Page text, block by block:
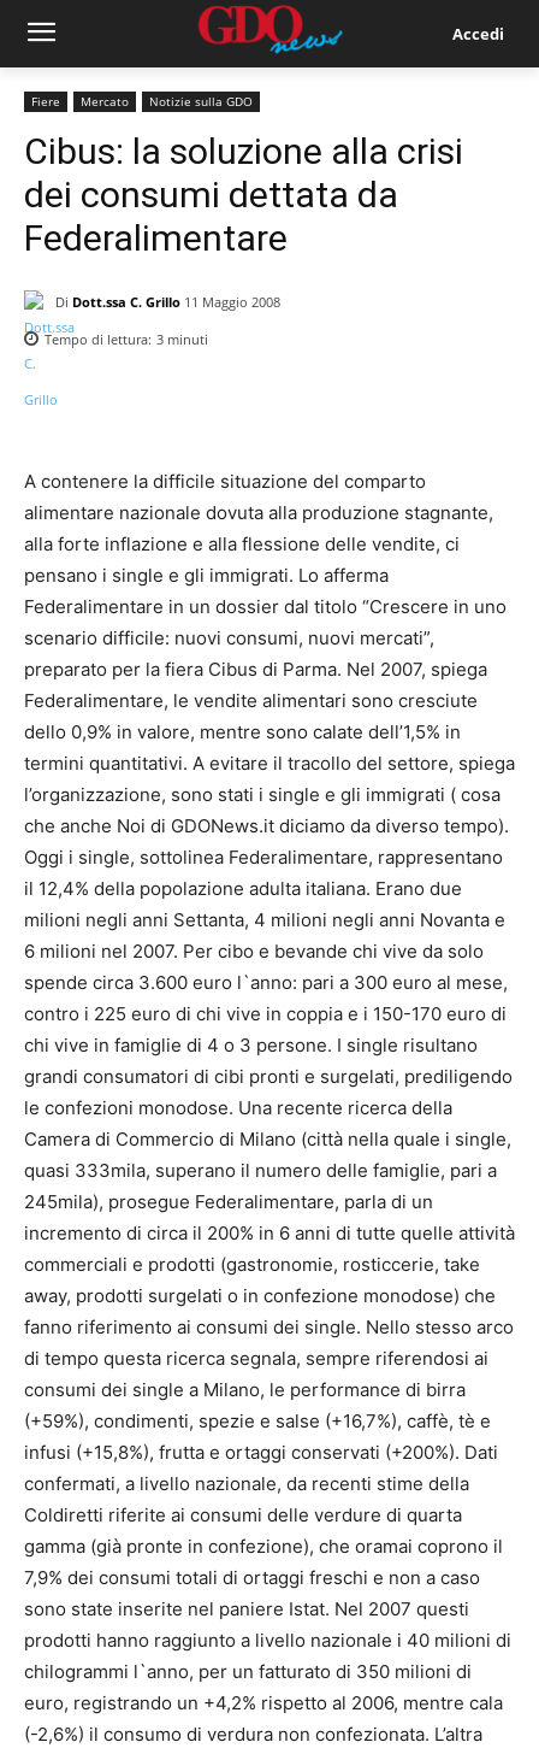
Accedi
Fiere Mercato Notizie sulla GDO
Cibus: la soluzione alla crisi
dei consumi dettata da
Federalimentare
Di Dott.ssa C. Grillo 11 Maggio 2008
Tempo di lettura: 3 minuti
A contenere la difficile situazione del comparto
alimentare nazionale dovuta alla produzione stagnante,
alla forte inflazione e alla flessione delle vendite, ci
pensano i single e gli immigrati. Lo afferma
Federalimentare in un dossier dal titolo “Crescere in uno
scenario difficile: nuovi consumi, nuovi mercati”,
preparato per la fiera Cibus di Parma. Nel 2007, spiega
Federalimentare, le vendite alimentari sono cresciute
dello 0,9% in valore, mentre sono calate dell’1,5% in
termini quantitativi. A evitare il tracollo del settore, spiega
l’organizzazione, sono stati i single e gli immigrati ( cosa
che anche Noi di GDONews.it diciamo da diverso tempo).
Oggi i single, sottolinea Federalimentare, rappresentano
il 12,4% della popolazione adulta italiana. Erano due
milioni negli anni Settanta, 4 milioni negli anni Novanta e
6 milioni nel 2007. Per cibo e bevande chi vive da solo
spende circa 3.600 euro l`anno: pari a 300 euro al mese,
contro i 225 euro di chi vive in coppia e i 150-170 euro di
chi vive in famiglie di 4 o 3 persone. I single risultano
grandi consumatori di cibi pronti e surgelati, prediligendo
le confezioni monodose. Una recente ricerca della
Camera di Commercio di Milano (città nella quale i single,
quasi 333mila, superano il numero delle famiglie, pari a
245mila), prosegue Federalimentare, parla di un
incremento di circa il 200% in 6 anni di tutte quelle attività
commerciali e prodotti (gastronomie, rosticcerie, take
away, prodotti surgelati o in confezione monodose) che
fanno riferimento ai consumi dei single. Nello stesso arco
di tempo questa ricerca segnala, sempre riferendosi ai
consumi dei single a Milano, le performance di birra
(+59%), condimenti, spezie e salse (+16,7%), caffè, tè e
infusi (+15,8%), frutta e ortaggi conservati (+200%). Dati
confermati, a livello nazionale, da recenti stime della
Coldiretti riferite ai consumi delle verdure di quarta
gamma (già pronte in confezione), che oramai coprono il
7,9% dei consumi totali di ortaggi freschi e non a caso
sono state inserite nel paniere Istat. Nel 2007 questi
prodotti hanno raggiunto a livello nazionale i 40 milioni di
chilogrammi l`anno, per un fatturato di 350 milioni di
euro, registrando un +4,2% rispetto al 2006, mentre cala
(-2,6%) il consumo di verdura non confezionata. L’altra